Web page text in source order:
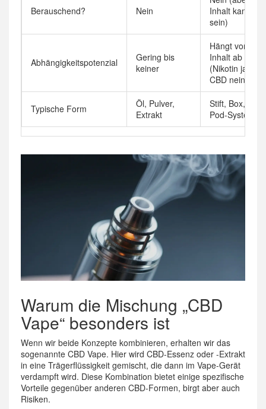
Berauschend? Nein
Inhalt kann es
sein)
Abhängigkeitspotenzial
Gering bis
keiner
Hängt vom
Inhalt ab
(Nikotin ja,
CBD nein)
Typische Form
Öl, Pulver,
Extrakt
Stift, Box,
Pod-System
Warum die Mischung „CBD
Vape“ besonders ist
Wenn wir beide Konzepte kombinieren, erhalten wir das
sogenannte CBD Vape. Hier wird CBD-Essenz oder -Extrakt
in eine Trägerflüssigkeit gemischt, die dann im Vape-Gerät
verdampft wird. Diese Kombination bietet einige spezifische
Vorteile gegenüber anderen CBD-Formen, birgt aber auch
Risiken.